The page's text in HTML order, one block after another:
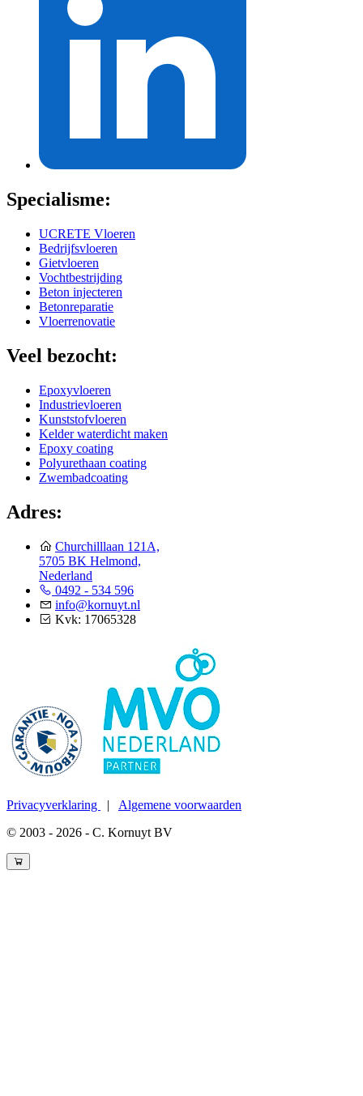
Specialisme:
UCRETE Vloeren
Bedrijfsvloeren
Gietvloeren
Vochtbestrijding
Beton injecteren
Betonreparatie
Vloerrenovatie
Veel bezocht:
Epoxyvloeren
Industrievloeren
Kunststofvloeren
Kelder waterdicht maken
Epoxy coating
Polyurethaan coating
Zwembadcoating
Adres:
Churchilllaan 121A,
5705 BK Helmond,
Nederland
0492 - 534 596
info@kornuyt.nl
Kvk: 17065328
Privacyverklaring | Algemene voorwaarden
© 2003 - 2026 - C. Kornuyt BV